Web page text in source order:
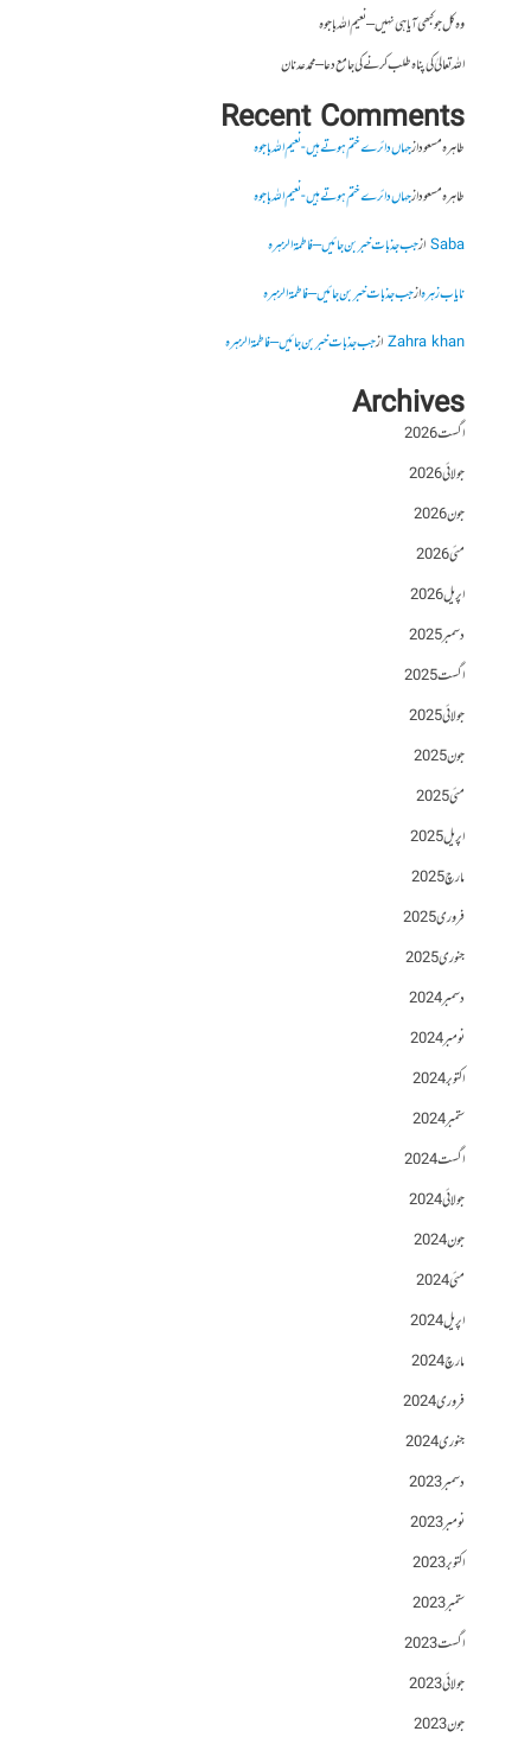
وہ کل جو کبھی آیا ہی نہیں – نعیم اللہ باجوہ
اللہ تعالیٰ کی پناہ طلب کرنے کی جامع دعا – محمد عدنان
Recent Comments
طاہرہ مسعودازجہاں دائرے ختم ہوتے ہیں- نعیم اللہ باجوہ
طاہرہ مسعودازجہاں دائرے ختم ہوتے ہیں- نعیم اللہ باجوہ
Sabaازجب جذبات خبر بن جائیں – فاطمۃالزہرہ
نایاب زہرہازجب جذبات خبر بن جائیں – فاطمۃالزہرہ
Zahra khanازجب جذبات خبر بن جائیں – فاطمۃالزہرہ
Archives
اگست 2026
جولائی 2026
جون 2026
مئی 2026
اپریل 2026
دسمبر 2025
اگست 2025
جولائی 2025
جون 2025
مئی 2025
اپریل 2025
مارچ 2025
فروری 2025
جنوری 2025
دسمبر 2024
نومبر 2024
اکتوبر 2024
ستمبر 2024
اگست 2024
جولائی 2024
جون 2024
مئی 2024
اپریل 2024
مارچ 2024
فروری 2024
جنوری 2024
دسمبر 2023
نومبر 2023
اکتوبر 2023
ستمبر 2023
اگست 2023
جولائی 2023
جون 2023